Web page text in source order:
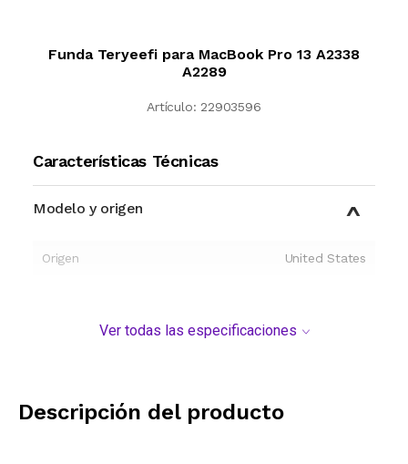
Funda Teryeefi para MacBook Pro 13 A2338
A2289
Artículo: 22903596
Características Técnicas
Modelo y origen
Origen United States
Ver todas las especificaciones
Descripción del producto